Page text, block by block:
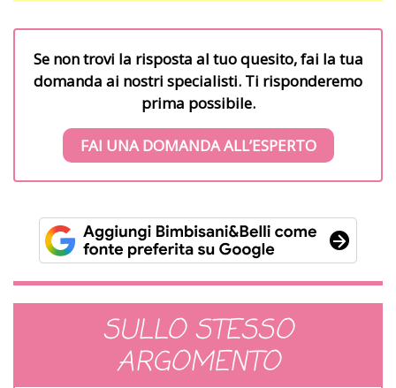
Se non trovi la risposta al tuo quesito, fai la tua
domanda ai nostri specialisti. Ti risponderemo
prima possibile.
FAI UNA DOMANDA ALL’ESPERTO
SULLO STESSO
ARGOMENTO